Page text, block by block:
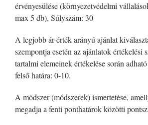
érvényesülése (környezetvédelmi
max 5 db), Súlyszám: 30
A legjobb ár-érték arányú ajánlat
szempontja esetén az ajánlatok értékelési
tartalmi elemeinek értékelése során
felső határa: 0-10.
A módszer (módszerek) ismertetése,
megadja a fenti ponthatárok közötti